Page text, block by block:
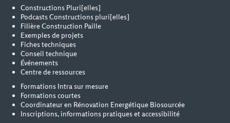
Constructions Pluri[elles]
Podcasts Constructions pluri[elles]
Filière Construction Paille
Exemples de projets
Fiches techniques
Conseil technique
Événements
Centre de ressources
Formations Intra sur mesure
Formations courtes
Coordinateur en Rénovation Energétique Biosourcée
Inscriptions, informations pratiques et accessibilité